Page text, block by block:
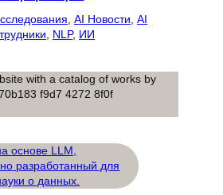
AI Новости AI
NLP, ИИ